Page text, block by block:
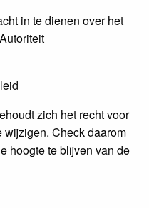
in te dienen over het
zich het recht voor
wijzigen. Check daarom
hoogte te blijven van de